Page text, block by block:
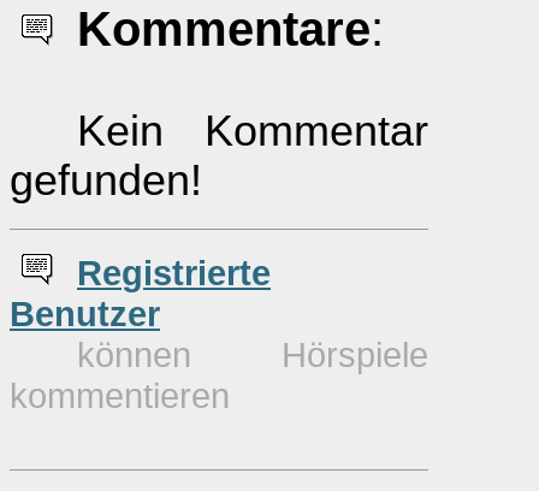
Kommentare:
Kein Kommentar
gefunden!
Registrierte
Benutzer
können Hörspiele
kommentieren